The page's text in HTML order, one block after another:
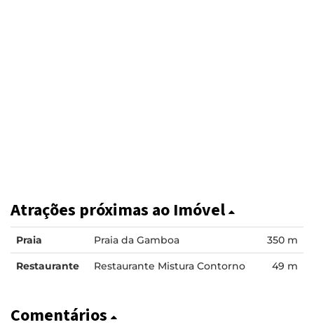
Atrações próximas ao Imóvel
Praia Praia da Gamboa 350 m
Restaurante Restaurante Mistura Contorno 49 m
Comentários